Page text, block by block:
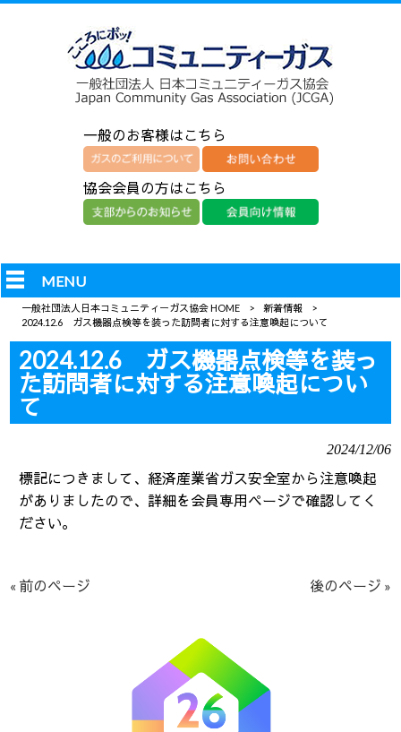
一般のお客様はこちら
協会会員の方はこちら
MENU
一般社団法人日本コミュニティーガス協会 HOME > 新着情報
>
2024.12.6 ガス機器点検等を装った訪問者に対する注意喚起について
2024.12.6 ガス機器点検等を装っ
た訪問者に対する注意喚起につい
て
2024/12/06
標記につきまして、経済産業省ガス安全室から注意喚起
がありましたので、詳細を会員専用ページで確認してく
ださい。
« 前のページ 後のページ »